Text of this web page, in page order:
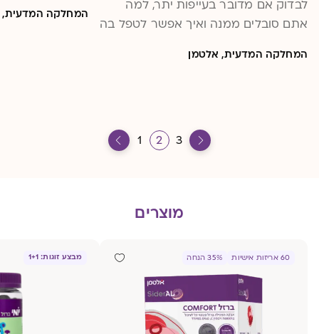
לבדוק אם מדובר בעייפות יתר, למה
אתם סובלים ממנה ואיך אפשר לטפל בה
המחלקה המדעית, אלטמן
המחלקה המדעית,
1 2 3
מוצרים
60 אריזות אישיות 35% הנחה מבצע זוגות: 1+1